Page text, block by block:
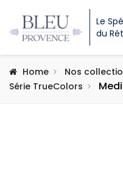
Le
du
Home Nos
Série TrueColors